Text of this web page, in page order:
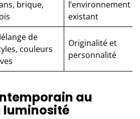
brique,
l’environnement
existant
de
couleurs
Originalité et
personnalité
au
luminosité